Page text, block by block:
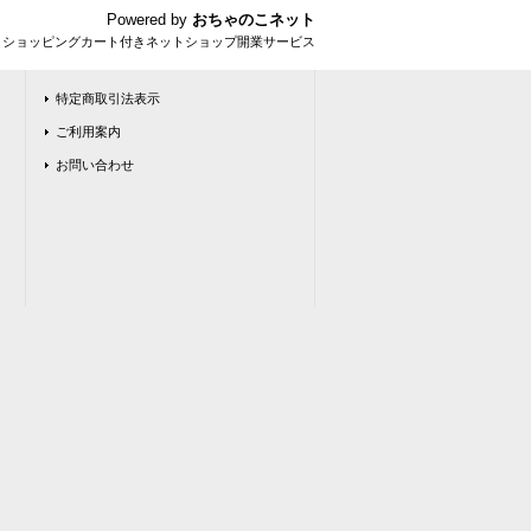
Powered by おちゃのこネット
ョッピングカート付きネットショップ開業サービス
特定商取引法表示
ご利用案内
お問い合わせ